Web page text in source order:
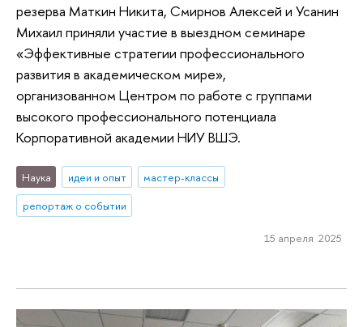
резерва Маткин Никита, Смирнов Алексей и Усанин
Михаил приняли участие в выездном семинаре
«Эффективные стратегии профессионального
развития в академическом мире»,
организованном Центром по работе с группами
высокого профессионального потенциала
Корпоративной академии НИУ ВШЭ.
Наука идеи и опыт
мастер-классы
репортаж о событии
15 апреля 2025